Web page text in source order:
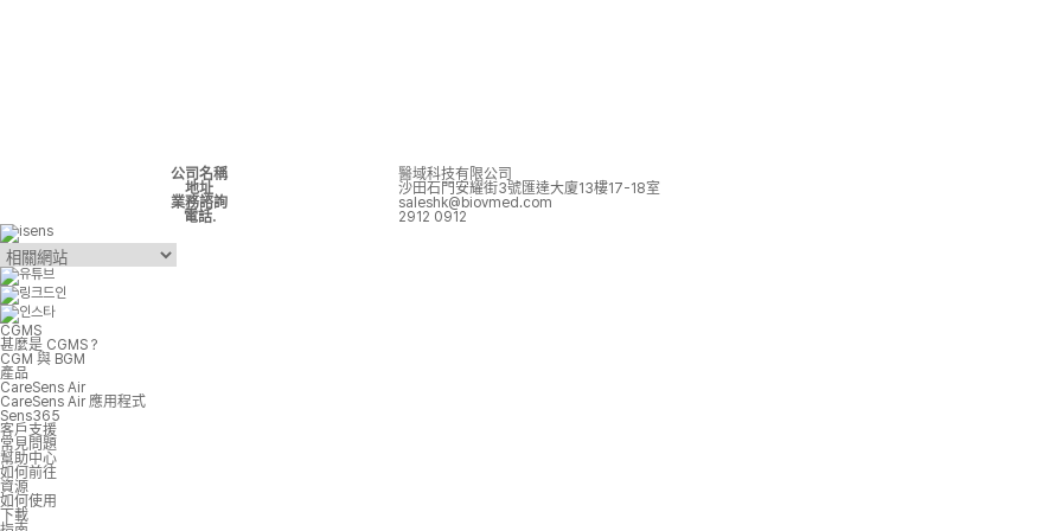
公司名稱
醫域科技有限公司
地址
沙田石門安耀街3號匯達大廈13樓17-18室
業務諮詢
saleshk@biovmed.com
電話.
2912 0912
CGMS
甚麼是 CGMS？
CGM 與 BGM
產品
CareSens Air
CareSens Air 應用程式
Sens365
客戶支援
常見問題
幫助中心
如何前往
資源
如何使用
下載